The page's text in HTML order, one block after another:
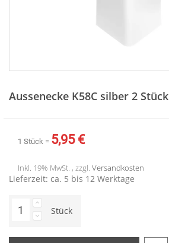
der
Aussenecke K58C silber 2 Stück
1 Stück = 5,95 €
Inkl. 19% MwSt. , zzgl. Versandkosten
Lieferzeit: ca. 5 bis 12 Werktage
Stück